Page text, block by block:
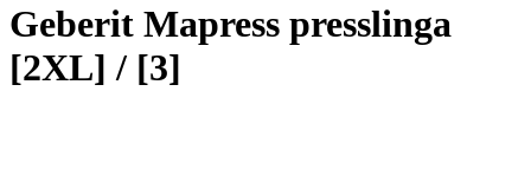
Geberit Mapress presslinga
[2XL] / [3]